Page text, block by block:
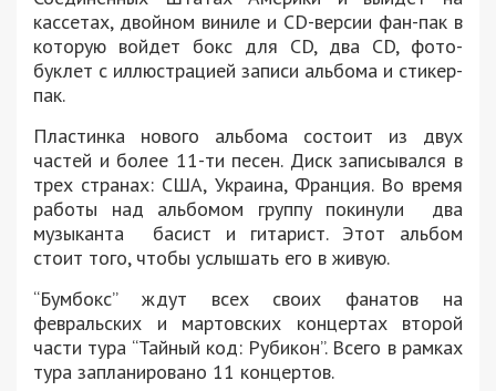
кассетах, двойном виниле и CD-версии фан-пак в
которую войдет бокс для CD, два CD, фото-
буклет с иллюстрацией записи альбома и стикер-
пак.
Пластинка нового альбома состоит из двух
частей и более 11-ти песен. Диск записывался в
трех странах: США, Украина, Франция. Во время
работы над альбомом группу покинули два
музыканта басист и гитарист. Этот альбом
стоит того, чтобы услышать его в живую.
“Бумбокс” ждут всех своих фанатов на
февральских и мартовских концертах второй
части тура “Тайный код: Рубикон”. Всего в рамках
тура запланировано 11 концертов.